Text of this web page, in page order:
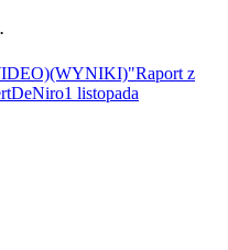
(WYNIKI)"Raport z
1 listopada